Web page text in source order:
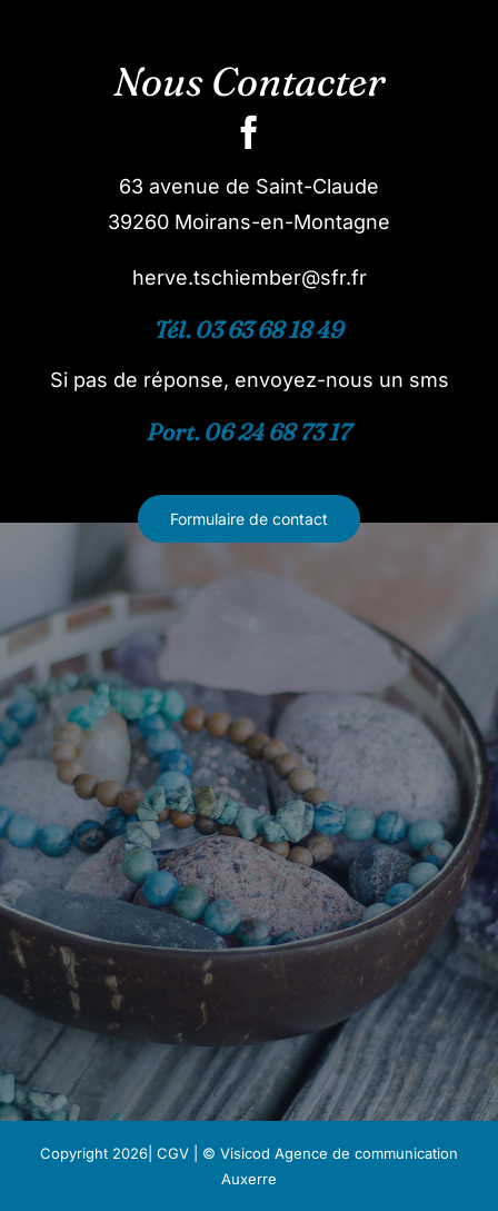
Nous Contacter
63 avenue de Saint-Claude
39260 Moirans-en-Montagne
herve.tschiember@sfr.fr
Tél. 03 63 68 18 49
Si pas de réponse, envoyez-nous un sms
Port. 06 24 68 73 17
Formulaire de contact
Copyright 2026| CGV | © Visicod Agence de communication
Auxerre